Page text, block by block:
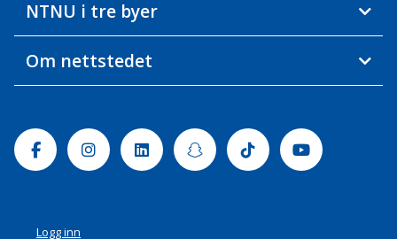
NTNU i tre byer
Om nettstedet
FacebookInstagramLinkedinSnapchatTiktok Youtube
Logg inn